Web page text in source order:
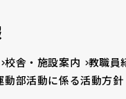
校舎・施設案内 教職員
動部活動に係る活動方針